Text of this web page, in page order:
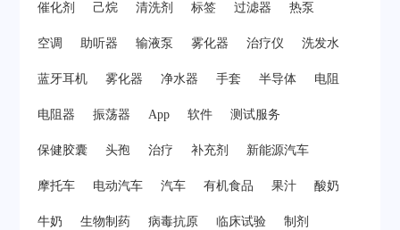
催化剂 己烷 清洗剂 标签 过滤器 热泵
空调 助听器 输液泵 雾化器 治疗仪 洗发水
蓝牙耳机 雾化器 净水器 手套 半导体 电阻
电阻器 振荡器 App 软件 测试服务
保健胶囊 头孢 治疗 补充剂 新能源汽车
摩托车 电动汽车 汽车 有机食品 果汁 酸奶
牛奶 生物制药 病毒抗原 临床试验 制剂